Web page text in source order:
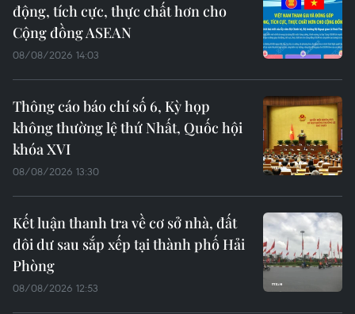
động, tích cực, thực chất hơn cho
Cộng đồng ASEAN
08/08/2026 14:03
Thông cáo báo chí số 6, Kỳ họp
không thường lệ thứ Nhất, Quốc hội
khóa XVI
08/08/2026 13:30
Kết luận thanh tra về cơ sở nhà, đất
dôi dư sau sắp xếp tại thành phố Hải
Phòng
08/08/2026 12:53